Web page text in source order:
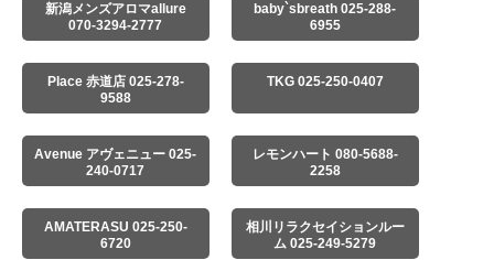
新潟メンズアロマallure
070-3294-2777
baby`sbreath 025-288-
6955
Place 赤道店 025-278-
9588
TKG 025-250-0407
Avenue アヴェニュー 025-
240-0717
レモンハート 080-5688-
2258
AMATERASU 025-250-
6720
相川リラクセイションルー
ム 025-249-5279